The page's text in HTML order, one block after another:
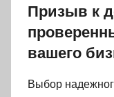
Призыв к
вашего
Выбор